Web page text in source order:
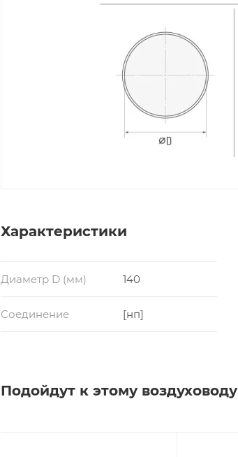
Характеристики
Диаметр D (мм) 140
Соединение [нп]
Подойдут к этому воздуховоду